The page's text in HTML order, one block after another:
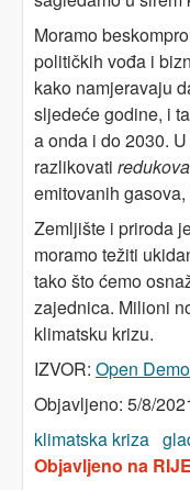
Moramo
političkih vođa i
kako namjeravaju
sljedeće godine, i
a onda i do 2030.
razlikovati
emitovanih
Zemljište i priroda
moramo težiti
tako što ćemo
zajednica. Milioni
klimatsku krizu.
IZVOR: Open
Objavljeno: 5/8/
klimatska kriza
Objavljeno na